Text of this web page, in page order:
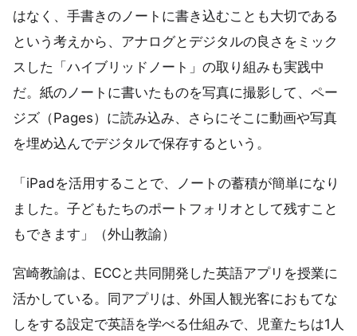
はなく、手書きのノートに書き込むことも大切である
という考えから、アナログとデジタルの良さをミック
スした「ハイブリッドノート」の取り組みも実践中
だ。紙のノートに書いたものを写真に撮影して、ペー
ジズ（Pages）に読み込み、さらにそこに動画や写真
を埋め込んでデジタルで保存するという。
「iPadを活用することで、ノートの蓄積が簡単になり
ました。子どもたちのポートフォリオとして残すこと
もできます」（外山教諭）
宮崎教諭は、ECCと共同開発した英語アプリを授業に
活かしている。同アプリは、外国人観光客におもてな
しをする設定で英語を学べる仕組みで、児童たちは1人